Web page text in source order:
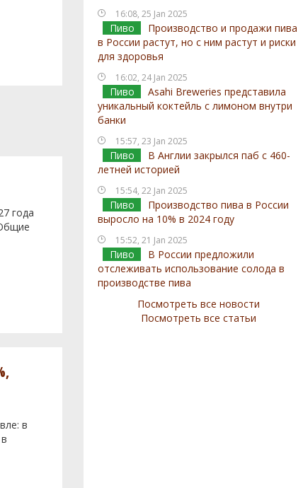
16:08, 25 Jan 2025
Пиво
Производство и продажи пива
в России растут, но с ним растут и риски
для здоровья
16:02, 24 Jan 2025
Пиво
Asahi Breweries представила
уникальный коктейль с лимоном внутри
банки
15:57, 23 Jan 2025
Пиво
В Англии закрылся паб с 460-
летней историей
15:54, 22 Jan 2025
Пиво
Производство пива в России
выросло на 10% в 2024 году
15:52, 21 Jan 2025
Пиво
В России предложили
отслеживать использование солода в
производстве пива
Посмотреть все новости
Посмотреть все статьи
года
в